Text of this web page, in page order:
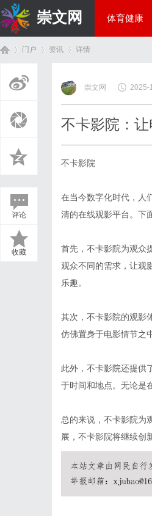
崇文网 体育健康
门户 资讯
›
详情
评论
收藏
崇文网 2025-
不卡影院：
不卡影院
在当今数字化时代，人
清的在线观影平台。下
首先，不卡影院为观众
观众不同的需求，让观
乐趣。
其次，不卡影院的观影
仿佛置身于电影情节之
此外，不卡影院还提供
于时间和地点。无论是
总的来说，不卡影院为
展，不卡影院将继续创